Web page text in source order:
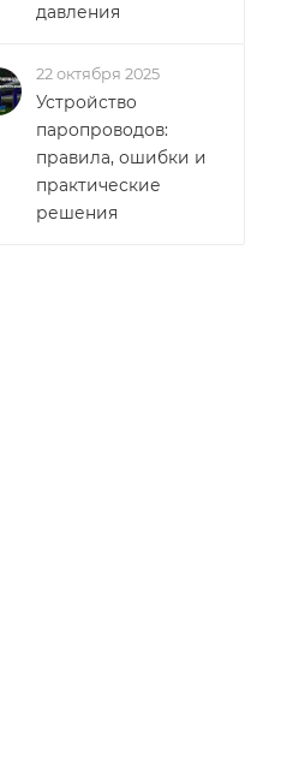
давления
22 октября 2025
Устройство
паропроводов:
правила, ошибки и
практические
решения